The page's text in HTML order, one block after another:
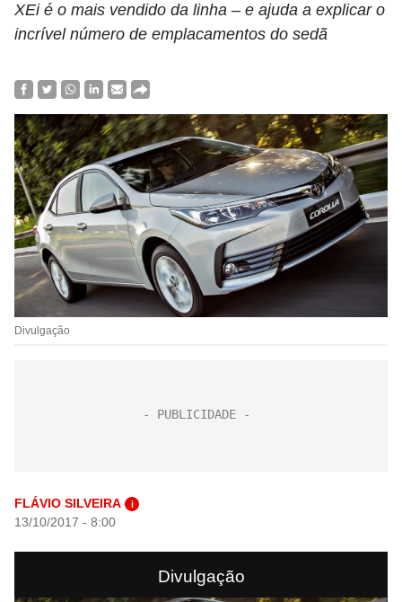
XEi é o mais vendido da linha – e ajuda a explicar o
incrível número de emplacamentos do sedã
Divulgação
FLÁVIO SILVEIRA i
13/10/2017 - 8:00
Divulgação